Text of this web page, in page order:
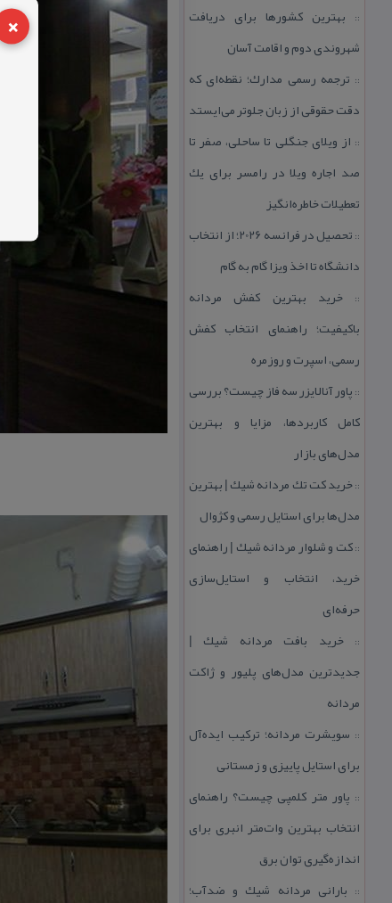
× :: بهترین كشورها برای دریافت
شهروندی دوم و اقامت آسان
:: ترجمه رسمی مدارك؛ نقطه‌ای كه
دقت حقوقی از زبان جلوتر می‌ایستد
:: از ویلای جنگلی تا ساحلی، صفر تا
صد اجاره ویلا در رامسر برای یك
تعطیلات خاطره‌انگیز
::
تحصیل در فرانسه 2026؛ از انتخاب
دانشگاه تا اخذ ویزا گام به گام
::خرید بهترین كفش مردانه
باكیفیت؛ راهنمای انتخاب كفش
رسمی، اسپرت و روزمره
:: پاور آنالایزر سه فاز چیست؟ بررسی
كامل كاربردها، مزایا و بهترین
مدل‌های بازار
::خرید كت تك مردانه شیك | بهترین
مدل‌ها برای استایل رسمی و كژوال
::كت و شلوار مردانه شیك | راهنمای
خرید، انتخاب و استایل‌سازی
حرفه‌ای
::خرید بافت مردانه شیك |
جدیدترین مدل‌های پلیور و ژاكت
مردانه
:: سویشرت مردانه؛ تركیب ایده‌آل
برای استایل پاییزی و زمستانی
:: پاور متر كلمپی چیست؟ راهنمای
انتخاب بهترین وات‌متر انبری برای
اندازه‌گیری توان برق
:: بارانی مردانه شیك و ضدآب؛